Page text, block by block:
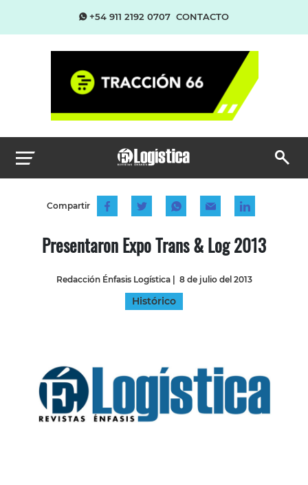
+54 911 2192 0707 CONTACTO
Compartir
Presentaron Expo Trans & Log 2013
Redacción Énfasis Logística| 8 de julio del 2013
Histórico